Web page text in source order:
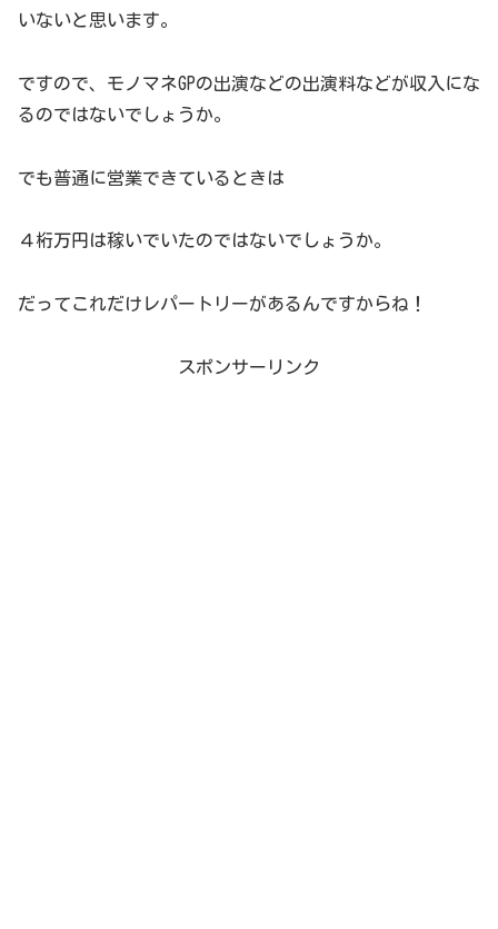
いないと思います。
ですので、モノマネGPの出演などの出演料などが収入にな
るのではないでしょうか。
でも普通に営業できているときは
４桁万円は稼いでいたのではないでしょうか。
だってこれだけレパートリーがあるんですからね！
スポンサーリンク